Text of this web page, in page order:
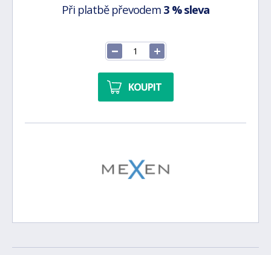
Při platbě převodem 3 % sleva
KOUPIT